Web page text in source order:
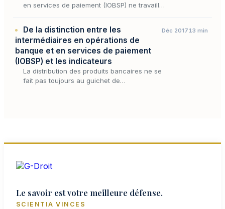
en services de paiement (IOBSP) ne travaille
p…
De la distinction entre les
intermédiaires en opérations de
banque et en services de paiement
(IOBSP) et les indicateurs
La distribution des produits bancaires ne se
fait pas toujours au guichet de
Déc 201713 min
Le savoir est votre meilleure défense.
SCIENTIA VINCES